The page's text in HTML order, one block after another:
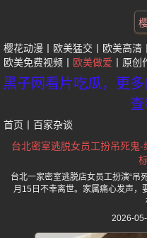
樱花动漫 欧美猛交 欧美高清
欧美免费视频
欧美做爱 原创
黑子网看片吃瓜，更
首页 百家杂谈
台北密室逃脱女员工扮吊死鬼
台北一家密室逃脱店女员工扮演“吊
月15日不幸离世。家属痛心发声，
2026-